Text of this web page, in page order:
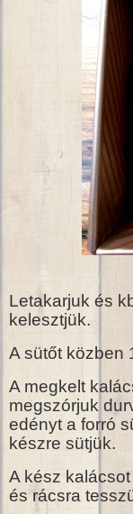
Letakarjuk és
kelesztjük.
A sütőt közben
A megkelt
megszórjuk
edényt a forró
készre sütjük.
A kész
és rácsra